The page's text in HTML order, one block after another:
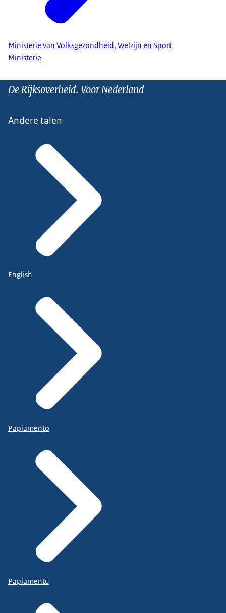
Ministerie van Volksgezondheid, Welzijn en Sport
Ministerie
De Rijksoverheid. Voor Nederland
Andere talen
English
Papiamento
Papiamentu